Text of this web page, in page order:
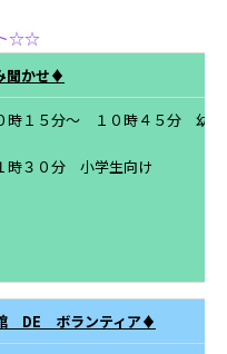
☆☆
聞かせ♦
時１５分～ １０時４５分 幼児
分 小学生向け
DE ボランティア♦